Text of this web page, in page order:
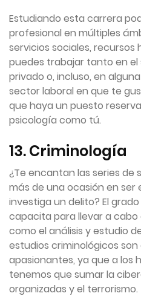
Estudiando esta carrera
profesional en múltiples
servicios sociales, recursos
puedes trabajar tanto en
privado o, incluso, en
sector laboral en que te
que haya un puesto
psicología como tú.
13. Criminología
¿Te encantan las series de
más de una ocasión en ser
investiga un delito? El
capacita para llevar a
como el análisis y estudio
estudios criminológicos
apasionantes, ya que a los
tenemos que sumar la
organizadas y el terrorismo.